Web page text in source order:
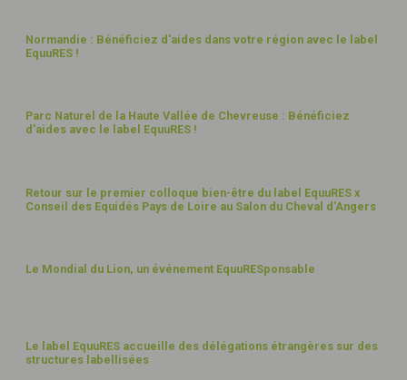
8
JANV25
Normandie : Bénéficiez d'aides dans votre région avec le label
EquuRES !
8
JANV 25
Parc Naturel de la Haute Vallée de Chevreuse : Bénéficiez
d'aides avec le label EquuRES !
12
NOV24
Retour sur le premier colloque bien-être du label EquuRES x
Conseil des Equidés Pays de Loire au Salon du Cheval d'Angers
21
Le Mondial du Lion, un événement EquuRESponsable
2
AOÛT24
Le label EquuRES accueille des délégations étrangères sur des
structures labellisées